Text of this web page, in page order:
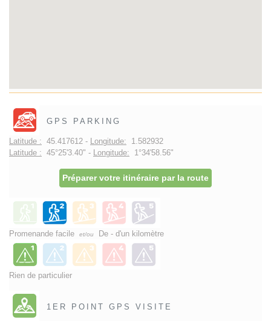
GPS PARKING
Latitude : 45.417612 - Longitude: 1.582932
Latitude : 45°25'3.40" - Longitude: 1°34'58.56"
Préparer votre itinéraire par la route
Promenande facile et/ou De - d'un kilomètre
Rien de particulier
1ER POINT GPS VISITE